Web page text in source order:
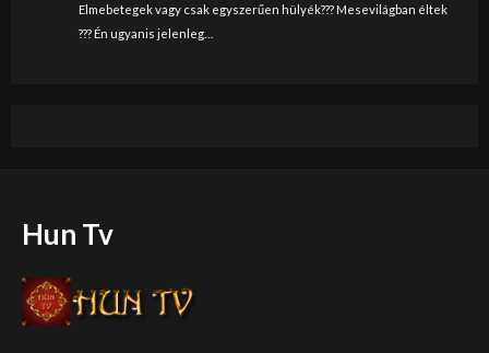
Elmebetegek vagy csak egyszerűen hülyék??? Mesevilágban éltek
??? Én ugyanis jelenleg…
Hun Tv